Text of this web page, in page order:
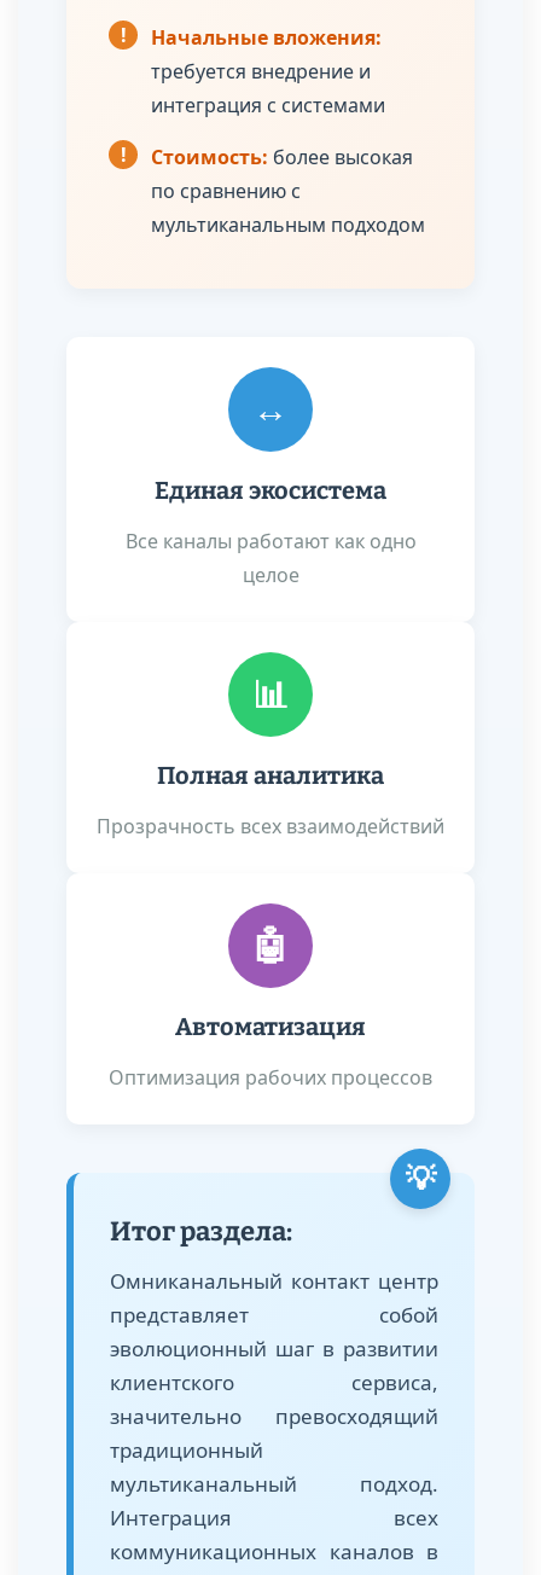
!
Начальные вложения:
требуется внедрение и
интеграция с системами
!
Стоимость: более высокая
по сравнению с
мультиканальным подходом
↔️
Единая экосистема
Все каналы работают как одно
целое
📊
Полная аналитика
Прозрачность всех взаимодействий
🤖
Автоматизация
Оптимизация рабочих процессов
💡
Итог раздела:
Омниканальный контакт центр
представляет собой
эволюционный шаг в развитии
клиентского сервиса,
значительно превосходящий
традиционный
мультиканальный подход.
Интеграция всех
коммуникационных каналов в